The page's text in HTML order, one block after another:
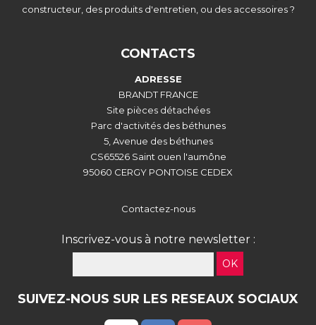
constructeur, des produits d'entretien, ou des accessoires ?
CONTACTS
ADRESSE
BRANDT FRANCE
Site pièces détachées
Parc d'activités des béthunes
5, Avenue des béthunes
CS65526 Saint ouen l'aumône
95060 CERGY PONTOISE CEDEX
Contactez-nous
Inscrivez-vous à notre newsletter :
OK
SUIVEZ-NOUS SUR LES RESEAUX SOCIAUX